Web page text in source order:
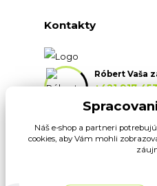
Kontakty
Róbert Vaša
+421 917
(Po-Pia, 8:30-
Náš e-shop a partneri
cookies, aby Vám mohli